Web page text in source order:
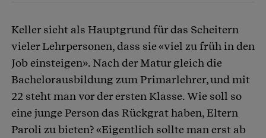
Keller sieht als Hauptgrund für das Scheitern
vieler Lehrpersonen, dass sie «viel zu früh in den
Job einsteigen». Nach der Matur gleich die
Bachelorausbildung zum Primarlehrer, und mit
22 steht man vor der ersten Klasse. Wie soll so
eine junge Person das Rückgrat haben, Eltern
Paroli zu bieten? «Eigentlich sollte man erst ab